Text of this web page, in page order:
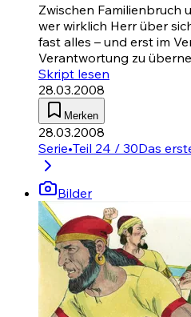
Zwischen Familienbruch
wer wirklich Herr über
fast alles – und erst im
Verantwortung zu
Skript lesen
28.03.2008
Merken
28.03.2008
Serie•Teil 24 / 30Das
Bilder